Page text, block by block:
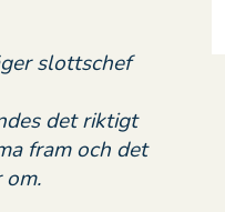
slottschef
det riktigt
fram och det